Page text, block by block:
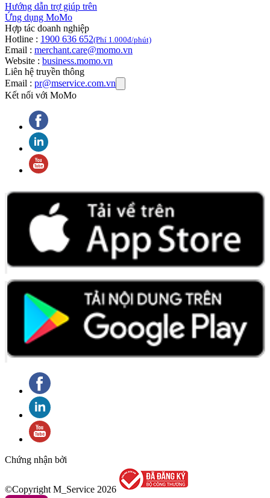
Hướng dẫn trợ giúp trên
Ứng dụng MoMo
Hợp tác doanh nghiệp
Hotline : 1900 636 652(Phí 1.000đ/phút)
Email : merchant.care@momo.vn
Website : business.momo.vn
Liên hệ truyền thông
Email : pr@mservice.com.vn
Kết nối với MoMo
Chứng nhận bởi
©Copyright M_Service 2026